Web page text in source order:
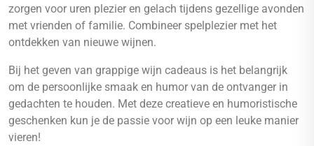
zorgen voor uren plezier en gelach tijdens gezellige avonden
met vrienden of familie. Combineer spelplezier met het
ontdekken van nieuwe wijnen.
Bij het geven van grappige wijn cadeaus is het belangrijk
om de persoonlijke smaak en humor van de ontvanger in
gedachten te houden. Met deze creatieve en humoristische
geschenken kun je de passie voor wijn op een leuke manier
vieren!